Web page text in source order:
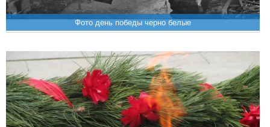
Фото день победы черно белые